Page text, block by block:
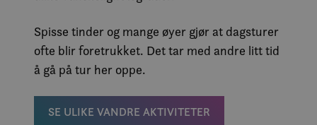
Spisse tinder og mange øyer gjør at dagsturer
ofte blir foretrukket. Det tar med andre litt tid
å gå på tur her oppe.
SE ULIKE VANDRE AKTIVITETER